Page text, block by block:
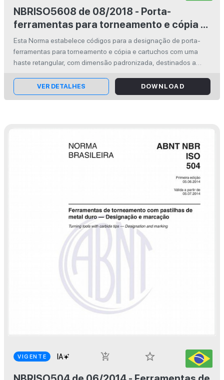
NBRISO5608 de 08/2018 - Porta-
ferramentas para torneamento e cópia e
cartucho para pastilhas intercambiáveis
- Designação
Esta Norma estabelece códigos para a designação de porta-
ferramentas para torneamento e cópia e cartuchos com uma
haste retangular, com dimensão padronizada, destinados a
assim os pedidos e ...
VER DETALHES DOWNLOAD
VIGENTE add_shopping_cart
star_border